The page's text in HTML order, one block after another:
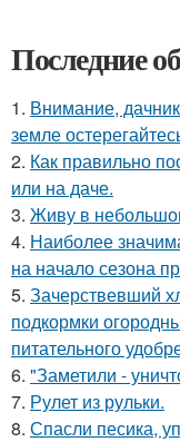
Последние
1. Внимание,
земле
2. Как правильно
или на даче.
3. Живу в
4. Наиболее
на начало сезона
5. Зачерствевший
подкормки
питательного
6. "Заметили -
7. Рулет из рульки.
8. Спасли песика,